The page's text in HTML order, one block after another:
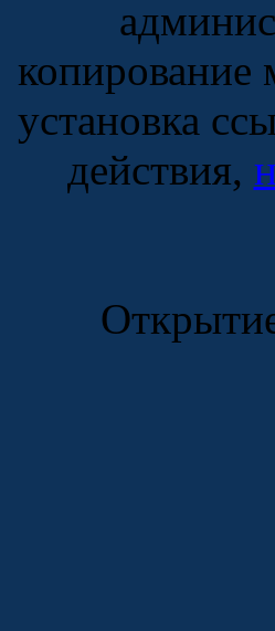
копирование
установка
действия,